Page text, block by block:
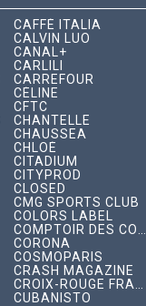
CAFFÈ ITALIA
CALVIN LUO
CANAL+
CARLILI
CARREFOUR
CÉLINE
CFTC
CHANTELLE
CHAUSSEA
CHLOÉ
CITADIUM
CITYPROD
CLOSED
CMG SPORTS CLUB
COLORS LABEL
CORONA
COSMOPARIS
CRASH MAGAZINE
CUBANISTO